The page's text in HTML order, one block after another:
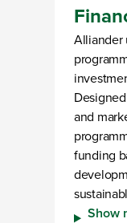
Alliander
and
funding
Show